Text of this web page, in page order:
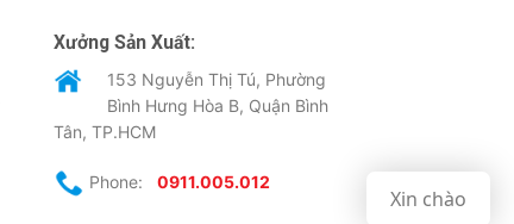
Xưởng Sản Xuất:
153 Nguyễn Thị Tú, Phường
Bình Hưng Hòa B, Quận Bình
Tân, TP.HCM
Phone: 0911.005.012
Xin chào